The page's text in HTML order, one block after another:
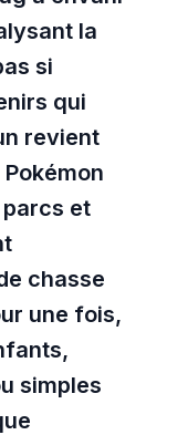
la
si
qui
revient
parcs et
chasse
une fois,
simples